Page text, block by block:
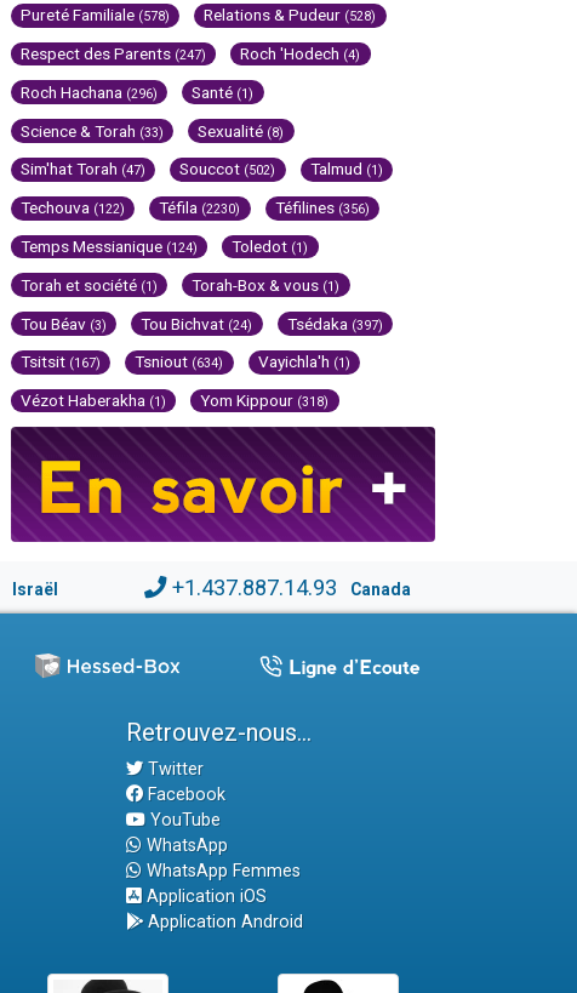
Pureté Familiale (578) Relations & Pudeur (528)
Respect des Parents (247) Roch 'Hodech (4)
Roch Hachana (296) Santé (1)
Science & Torah (33) Sexualité (8)
Sim'hat Torah (47) Souccot (502) Talmud (1)
Techouva (122) Téfila (2230) Téfilines (356)
Temps Messianique (124) Toledot (1)
Torah et société (1) Torah-Box & vous (1)
Tou Béav (3) Tou Bichvat (24) Tsédaka (397)
Tsitsit (167) Tsniout (634) Vayichla'h (1)
Vézot Haberakha (1) Yom Kippour (318)
Israël +1.437.887.14.93 Canada
Retrouvez-nous...
Twitter
Facebook
YouTube
WhatsApp
WhatsApp Femmes
Application iOS
Application Android